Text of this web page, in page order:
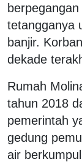
tetangganya
banjir.
dekade
Rumah
tahun 2018
pemerintah
gedung
air